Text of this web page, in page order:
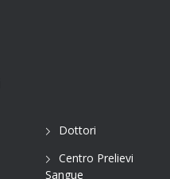
Dottori
Centro Prelievi
Sangue